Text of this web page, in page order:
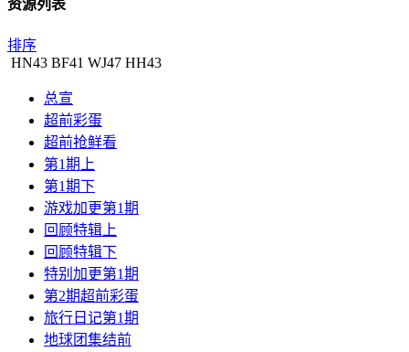
资源列表
排序
HN43 BF41 WJ47 HH43
总宣
超前彩蛋
超前抢鲜看
第1期上
第1期下
游戏加更第1期
回顾特辑上
回顾特辑下
特别加更第1期
第2期超前彩蛋
旅行日记第1期
地球团集结前